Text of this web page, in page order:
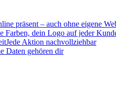
präsent – auch ohne eigene
Farben, dein Logo auf jeder
Jede Aktion nachvollziehbar
Daten gehören dir